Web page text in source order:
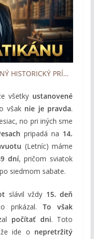
OD SOBOTY K NEDELI – SKUTOČNÝ HISTORICKÝ PRÍBEH ZMENY DŇA UCTIEVANIA (Samuele Bacchiocchi)
všetky ustanovené
však nie je pravda.
no pri iných sme
pripadá na 14.
(Letníc) máme
dní, pričom sviatok
siedmom sabate.
slávil vždy 15. deň
prikázal.To však
počítať dni. Toto
ide o nepretržitý